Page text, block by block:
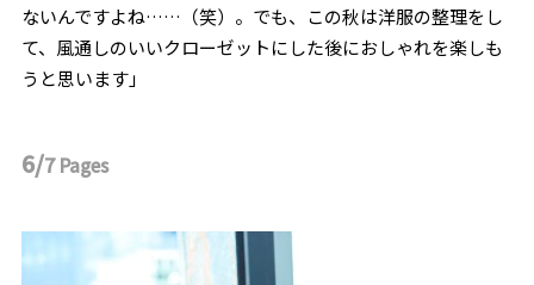
ないんですよね……（笑）。でも、この秋は洋服の整理をし
て、風通しのいいクローゼットにした後におしゃれを楽しも
うと思います」
6/7Pages